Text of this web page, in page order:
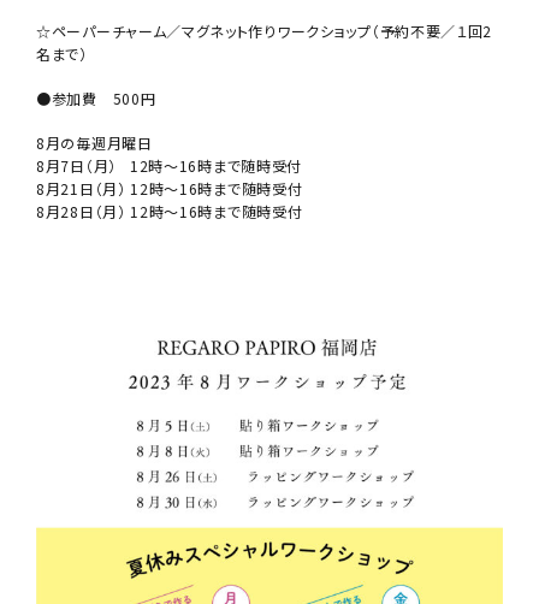
☆ペーパーチャーム／マグネット作りワークショップ（予約不要／１回2
名まで）
●参加費 500円
8月の毎週月曜日
8月7日（月） 12時〜16時まで随時受付
8月21日（月） 12時〜16時まで随時受付
8月28日（月） 12時〜16時まで随時受付